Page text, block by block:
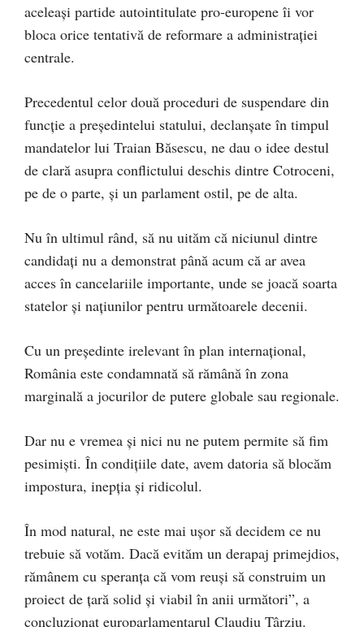
aceleași partide autointitulate pro-europene îi vor
bloca orice tentativă de reformare a administrației
centrale.
Precedentul celor două proceduri de suspendare din
funcție a președintelui statului, declanșate în timpul
mandatelor lui Traian Băsescu, ne dau o idee destul
de clară asupra conflictului deschis dintre Cotroceni,
pe de o parte, și un parlament ostil, pe de alta.
Nu în ultimul rând, să nu uităm că niciunul dintre
candidați nu a demonstrat până acum că ar avea
acces în cancelariile importante, unde se joacă soarta
statelor și națiunilor pentru următoarele decenii.
Cu un președinte irelevant în plan internațional,
România este condamnată să rămână în zona
marginală a jocurilor de putere globale sau regionale.
Dar nu e vremea și nici nu ne putem permite să fim
pesimiști. În condițiile date, avem datoria să blocăm
impostura, inepția și ridicolul.
În mod natural, ne este mai ușor să decidem ce nu
trebuie să votăm. Dacă evităm un derapaj primejdios,
rămânem cu speranța că vom reuși să construim un
proiect de țară solid și viabil în anii următori”, a
concluzionat europarlamentarul Claudiu Târziu.